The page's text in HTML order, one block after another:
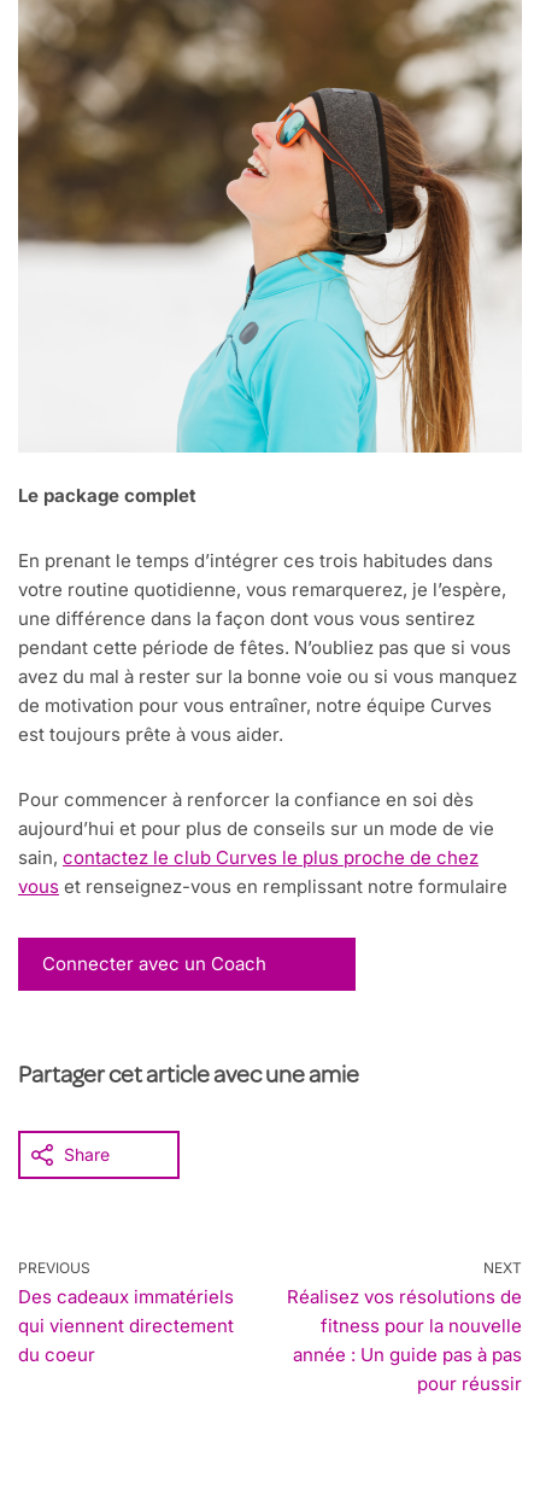
Le package complet
En prenant le temps d’intégrer ces trois habitudes dans
votre routine quotidienne, vous remarquerez, je l’espère,
une différence dans la façon dont vous vous sentirez
pendant cette période de fêtes. N’oubliez pas que si vous
avez du mal à rester sur la bonne voie ou si vous manquez
de motivation pour vous entraîner, notre équipe Curves
est toujours prête à vous aider.
Pour commencer à renforcer la confiance en soi dès
aujourd’hui et pour plus de conseils sur un mode de vie
sain, contactez le club Curves le plus proche de chez
vous et renseignez-vous en remplissant notre formulaire
Connecter avec un Coach
Partager cet article avec une amie
Share
PREVIOUS
Des cadeaux immatériels
qui viennent directement
du coeur
NEXT
Réalisez vos résolutions de
fitness pour la nouvelle
année : Un guide pas à pas
pour réussir